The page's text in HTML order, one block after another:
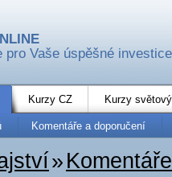
pro Vaše úspěšné investice
Kurzy CZ Kurzy
Komentáře a doporučení
»